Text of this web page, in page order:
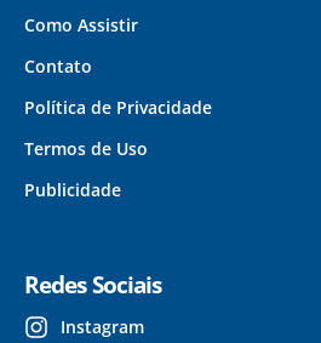
Como Assistir
Contato
Política de Privacidade
Termos de Uso
Publicidade
Redes Sociais
Instagram